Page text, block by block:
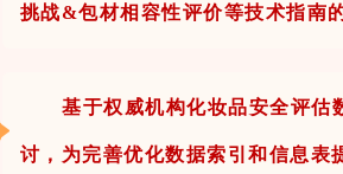
挑战&包材相容性评价等技术指南
基于权威机构化妆品安全评估
讨，为完善优化数据索引和信息表